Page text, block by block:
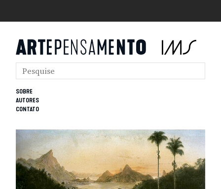
SOBRE
AUTORES
CONTATO